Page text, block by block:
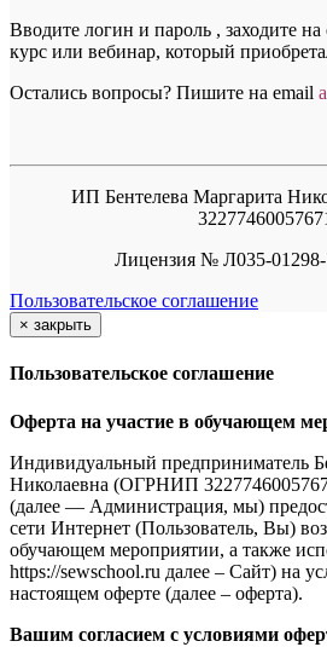
Вводите логин и пароль , заходите на
курс или вебинар, который
Остались вопросы? Пишите на email a
ИП Бентелева Маргарита
Лицензия № Л035-01298-
Пользовательское соглашение
× закрыть
Пользовательское соглашение
Оферта на участие в обучающем
Индивидуальный предприниматель
Николаевна (ОГРНИП
(далее — Администрация, мы)
сети Интернет (Пользователь, Вы)
обучающем мероприятии, а также
https://sewschool.ru далее – Сайт) на
настоящем оферте (далее – оферта).
Вашим согласием с условиями